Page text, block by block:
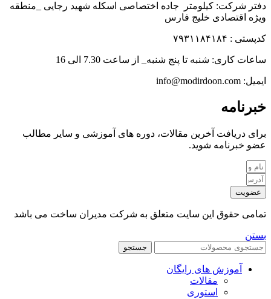
دفتر شرکت: کیلومتر جاده اختصاصی اسکله شهید رجایی _منطقه
ویژه اقتصادی خلیج فارس
کدپستی : ۷۹۳۱۱۸۴۱۸۴
ساعات کاری: شنبه تا پنج شنبه_ از ساعت 7.30 الی 16
ایمیل: info@modirdoon.com
خبرنامه
برای دریافت آخرین مقالات، دوره های آموزشی و سایر مطالب
عضو خبرنامه شوید.
عضویت
تمامی حقوق این سایت متعلق به شرکت مدیران ساخت می باشد
بستن
جستجو
آموزش های رایگان
مقالات
استوری